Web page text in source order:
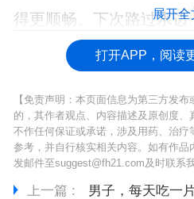
得更顺畅。下次路过水
色的小卫.士。
展开全
打开APP，阅读
【免责声明：本页面信息为第三方发
的，其作者观点、内容描述及原创度
不作任何保证或承诺，涉及用药、治
参考，并自行核实相关内容。如有作
发邮件至suggest@fh21.com及时联系
上一篇 : 男子，每天吃一片叶酸，